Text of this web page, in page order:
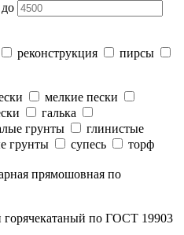
до
реконструкция
пирсы
мелкие пески
галька
грунты
глинистые
грунты супесь
торф
прямошовная по
горячекатаный по ГОСТ 19903